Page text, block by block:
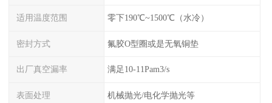
适用温度范围 零下190℃~1500℃（水冷）
密封方式 氟胶O型圈或是无氧铜垫
出厂真空漏率 满足10-11Pam3/s
表面处理 机械抛光/电化学抛光等